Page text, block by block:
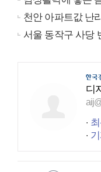
천안 아파트값 난
서울 동작구 사당
디